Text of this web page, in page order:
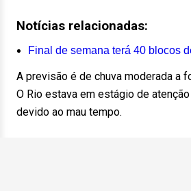
Notícias relacionadas:
Final de semana terá 40 blocos
A previsão é de chuva moderada a
O Rio estava em estágio de
devido ao mau tempo.